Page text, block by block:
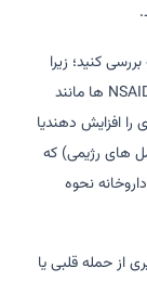
کنید؛ زیرا
افزایش دهندیا
های رژیمی) که
نحوه
از حمله قلبی یا